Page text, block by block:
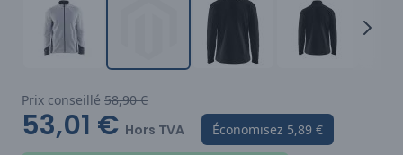
Prix conseillé 58,90 €
53,01 € Hors TVA Économisez 5,89 €